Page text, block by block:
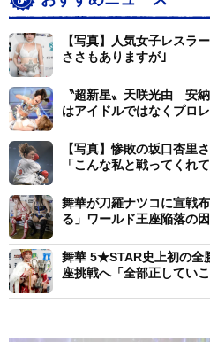
【写真】人気女子レスラ
ささもありますが｣
〝超新星〟天咲光由 安
はアイドルではなくプロレ
【写真】惨敗の坂口杏里
「こんな私と戦ってくれ
舞華が刀羅ナツコに宣戦
る」ワールド王座陥落の
舞華 5★STAR史上初の全
座挑戦へ「全部正してい